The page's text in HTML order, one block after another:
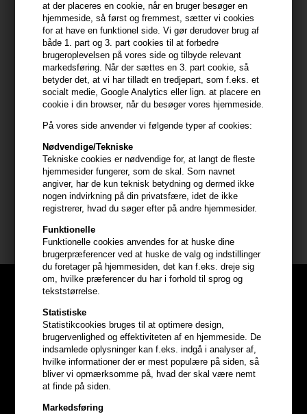
at der placeres en cookie, når en bruger besøger en
hjemmeside, så først og fremmest, sætter vi cookies
for at have en funktionel side. Vi gør derudover brug af
både 1. part og 3. part cookies til at forbedre
brugeroplevelsen på vores side og tilbyde relevant
markedsføring. Når der sættes en 3. part cookie, så
betyder det, at vi har tilladt en tredjepart, som f.eks. et
socialt medie, Google Analytics eller lign. at placere en
cookie i din browser, når du besøger vores hjemmeside.
På vores side anvender vi følgende typer af cookies:
Nødvendige/Tekniske
Tekniske cookies er nødvendige for, at langt de fleste
hjemmesider fungerer, som de skal. Som navnet
angiver, har de kun teknisk betydning og dermed ikke
nogen indvirkning på din privatsfære, idet de ikke
registrerer, hvad du søger efter på andre hjemmesider.
Funktionelle
Funktionelle cookies anvendes for at huske dine
brugerpræferencer ved at huske de valg og indstillinger
du foretager på hjemmesiden, det kan f.eks. dreje sig
om, hvilke præferencer du har i forhold til sprog og
tekststørrelse.
Statistiske
Statistikcookies bruges til at optimere design,
brugervenlighed og effektiviteten af en hjemmeside. De
indsamlede oplysninger kan f.eks. indgå i analyser af,
hvilke informationer der er mest populære på siden, så
bliver vi opmærksomme på, hvad der skal være nemt
at finde på siden.
Markedsføring
Shampoo'en indeholder piroctone olamine, undecylensyre,
rosmarin, salicsyre, heliosolanum og climbazole som gør det muligt
at forfriske samt forstærke cirkulationen i hovedbunden, justere
talgproduktionen og samtidig stimulere hårvæksten.
- Uden parabener
Anvendelse
- Påfør shampooen i vådt hår, og massér den godt ind
- Lad den virke i 3 – 5 minutter og skyl herefter ud
Indhold: 300ml
IdHAIR Solutions